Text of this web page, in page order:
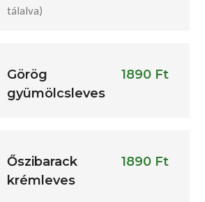
tálalva)
Görög
gyümölcsleves
1890 Ft
Őszibarack
krémleves
1890 Ft